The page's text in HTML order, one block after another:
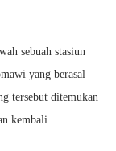
sebuah stasiun
yang berasal
tersebut ditemukan
kembali.